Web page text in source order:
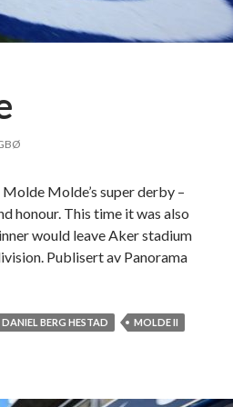
Molde’s super derby –
honour. This time it was also
would leave Aker stadium
Publisert av Panorama
DANIEL BERG HESTAD
MOLDE II